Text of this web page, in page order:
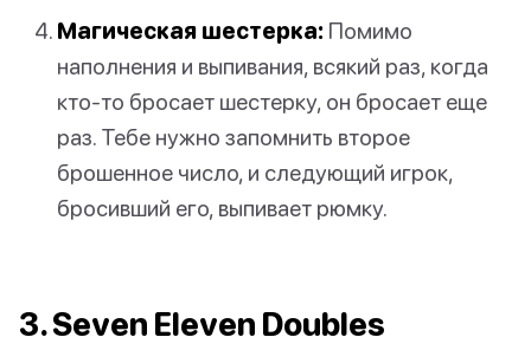
Магическая шестерка: Помимо
наполнения и выпивания, всякий раз, когда
кто-то бросает шестерку, он бросает еще
раз. Тебе нужно запомнить второе
брошенное число, и следующий игрок,
бросивший его, выпивает рюмку.
3. Seven Eleven Doubles